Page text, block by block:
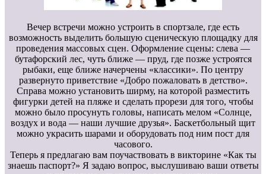
Вечер встречи можно устроить в спортзале, где есть
возможность выделить большую сценическую площадку для
проведения массовых сцен. Оформление сцены: слева —
бутафорский лес, чуть ближе — пруд, где позже устроятся
рыбаки, еще ближе начерчены «классики». По центру
развернуто приветствие «Добро пожаловать в детство».
Справа можно установить ширму, на которой разместить
фигурки детей на пляже и сделать прорези для того, чтобы
можно было просунуть головы, написать мелом «Солнце,
воздух и вода — наши лучшие друзья». Баскетбольный щит
можно украсить шарами и оборудовать под ним пост для
часового.
Теперь я предлагаю вам поучаствовать в викторине «Как ты
знаешь паспорт?» Я задаю вопрос, выслушиваю ваши ответы